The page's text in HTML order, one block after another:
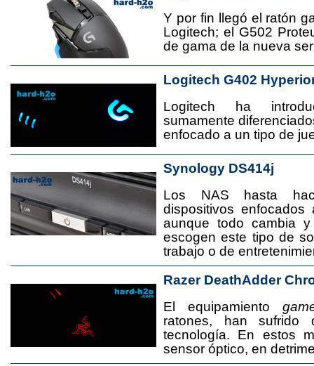
Y por fin llegó el ratón
Logitech; el G502
de gama de la nueva
Logitech G402
Logitech ha
sumamente
enfocado a un tipo de
Synology DS414j
Los NAS hasta
dispositivos
aunque todo cambia
escogen este tipo de
trabajo o de
Razer DeathAdder
El equipamiento
ratones, han sufrido
tecnología. En estos
sensor óptico, en